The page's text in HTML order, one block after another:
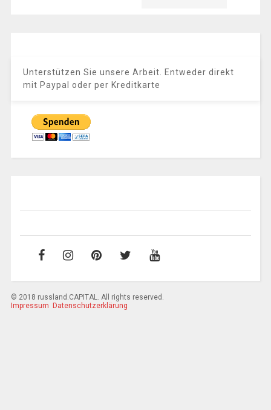
Unterstützen Sie unsere Arbeit. Entweder direkt
mit Paypal oder per Kreditkarte
© 2018 russland.CAPITAL. All rights reserved.
Impressum
Datenschutzerklärung